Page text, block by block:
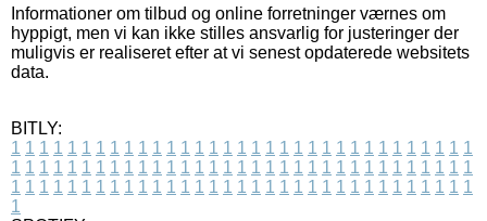
Informationer om tilbud og online forretninger værnes om
hyppigt, men vi kan ikke stilles ansvarlig for justeringer der
muligvis er realiseret efter at vi senest opdaterede websitets
data.
BITLY:
1 1 1 1 1 1 1 1 1 1 1 1 1 1 1 1 1 1 1 1 1 1 1 1 1 1 1 1 1 1 1 1 1
1 1 1 1 1 1 1 1 1 1 1 1 1 1 1 1 1 1 1 1 1 1 1 1 1 1 1 1 1 1 1 1 1
1 1 1 1 1 1 1 1 1 1 1 1 1 1 1 1 1 1 1 1 1 1 1 1 1 1 1 1 1 1 1 1 1
1